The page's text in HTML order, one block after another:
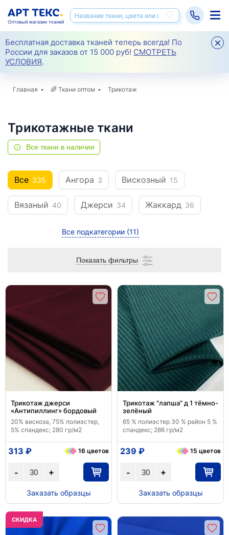
Бесплатная доставка тканей теперь всегда! По
России для заказов от 15 000 руб! СМОТРЕТЬ
УСЛОВИЯ.
Оптовый магазин тканей
Главная 🌈 Ткани оптом Трикотаж
Трикотажные ткани
Все ткани в наличии
Все 335 Ангора 3 Вискозный 15
Вязаный 40 Джерси 34 Жаккард 36
Все подкатегории (11)
Показать фильтры
Трикотаж джерси
«Антипиллинг» бордовый
20% вискоза, 75% полиэстер,
5% спандекс; 280 гр/м2
+
-
313 ₽ 16 цветов
Заказать образцы
Трикотаж "лапша" д 1 тёмно-
зелёный
65 % полиэстер 30 % район 5 %
спандекс; 286 гр/м2
+
-
239 ₽ 15 цветов
Заказать образцы
CКИДКА